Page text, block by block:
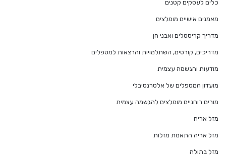
כלים לעסקים קטנים
מאמנים אישיים מומלצים
מדריך קריסטלים ואבני חן
מדריכים, קורסים, השתלמויות והרצאות למטפלים
מודעות והגשמה עצמית
מועדון המטפלים של אלטרנטיבלי
מורים רוחניים מומלצים להגשמה עצמית
מזל אריה
מזל אריה התאמת מזלות
מזל בתולה